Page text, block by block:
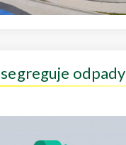
segreguje odpady